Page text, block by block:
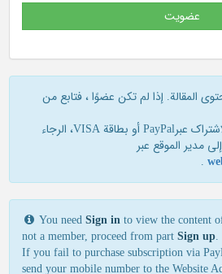
عضویت
المقالة. إذا لم تكن عضوًا ، فتابع من
إن كنت لا تقدر علی شراء الاشتراك عبرPayPal أو بطاقة VISA، الرجاء
مدير الموقع عبر
.
You need Sign in to view the content
not a member, proceed from part Sign up.
If you fail to purchase subscription via
send your mobile number to the Website